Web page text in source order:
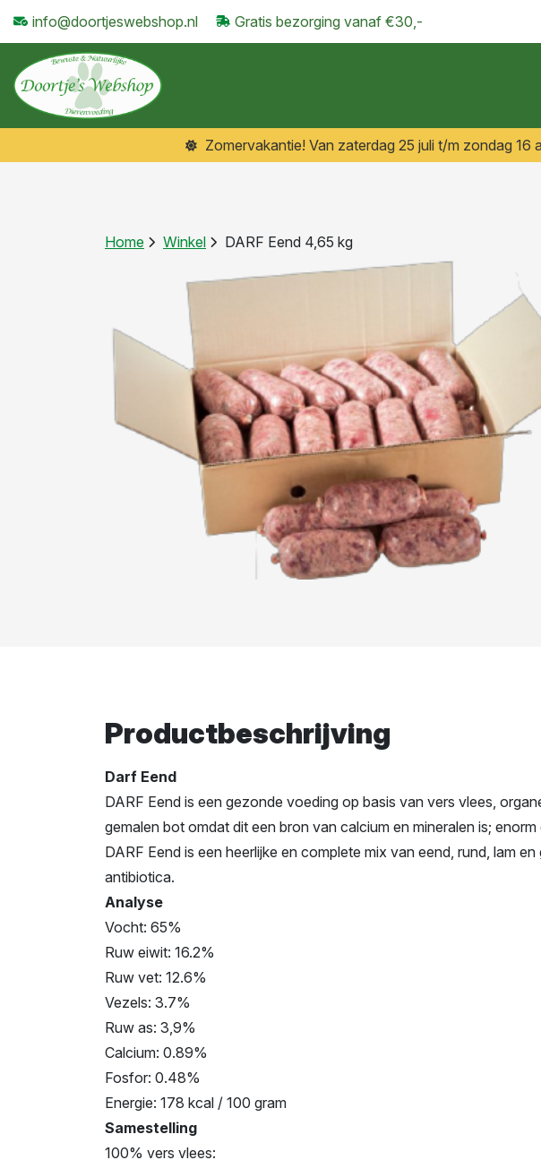
info@doortjeswebshop.nl Gratis bezorging vanaf €30,-
Zomervakantie! Van zaterdag 25 juli t/m zondag
Home Winkel DARF Eend 4,65 kg
Productbeschrijving
Darf Eend
DARF Eend is een gezonde voeding op basis van vers vlees,
gemalen bot omdat dit een bron van calcium en mineralen is;
DARF Eend is een heerlijke en complete mix van eend, rund, lam
antibiotica.
Analyse
Vocht: 65%
Ruw eiwit: 16.2%
Ruw vet: 12.6%
Vezels: 3.7%
Ruw as: 3,9%
Calcium: 0.89%
Fosfor: 0.48%
Energie: 178 kcal / 100 gram
Samestelling
100% vers vlees: